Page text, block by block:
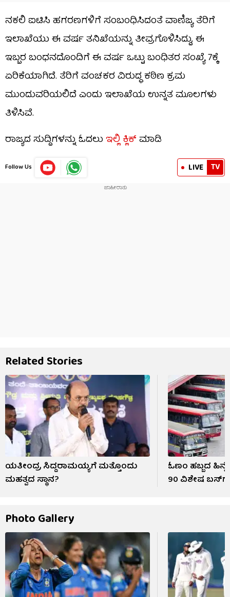
ನಕಲಿ ಐಟಿಸಿ ಹಗರಣಗಳಿಗೆ ಸಂಬಂಧಿಸಿದಂತೆ ವಾಣಿಜ್ಯ ತೆರಿಗೆ
ಇಲಾಖೆಯು ಈ ವರ್ಷ ತನಿಖೆಯನ್ನು ತೀವ್ರಗೊಳಿಸಿದ್ದು, ಈ
ಇಬ್ಬರ ಬಂಧನದೊಂದಿಗೆ ಈ ವರ್ಷ ಒಟ್ಟು ಬಂಧಿತರ ಸಂಖ್ಯೆ 7ಕ್ಕೆ
ಏರಿಕೆಯಾಗಿದೆ. ತೆರಿಗೆ ವಂಚಕರ ವಿರುದ್ಧ ಕಠಿಣ ಕ್ರಮ
ಮುಂದುವರಿಯಲಿದೆ ಎಂದು ಇಲಾಖೆಯ ಉನ್ನತ ಮೂಲಗಳು
ತಿಳಿಸಿವೆ.
ರಾಜ್ಯದ ಸುದ್ದಿಗಳನ್ನು ಓದಲುಇಲ್ಲಿ ಕ್ಲಿಕ್ಮಾಡಿ
Follow Us LIVE TV
Related Stories
ಯತೀಂದ್ರ ಸಿದ್ದರಾಮಯ್ಯಗೆ ಮತ್ತೊಂದು
ಮಹತ್ವದ ಸ್ಥಾನ?
ಓಣಂ ಹಬ್ಬದ
90 ವಿಶೇಷ
Photo Gallery